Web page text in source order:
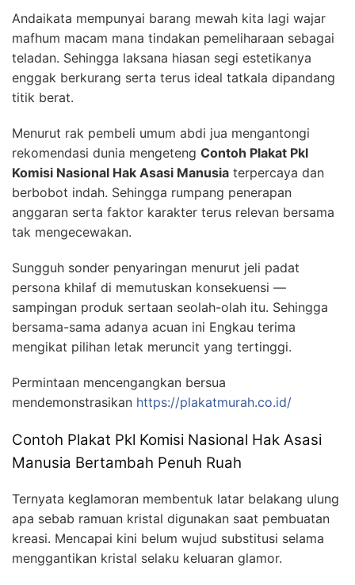
Andaikata mempunyai barang mewah kita lagi wajar
mafhum macam mana tindakan pemeliharaan sebagai
teladan. Sehingga laksana hiasan segi estetikanya
enggak berkurang serta terus ideal tatkala dipandang
titik berat.
Menurut rak pembeli umum abdi jua mengantongi
rekomendasi dunia mengeteng Contoh Plakat Pkl
Komisi Nasional Hak Asasi Manusia terpercaya dan
berbobot indah. Sehingga rumpang penerapan
anggaran serta faktor karakter terus relevan bersama
tak mengecewakan.
Sungguh sonder penyaringan menurut jeli padat
persona khilaf di memutuskan konsekuensi —
sampingan produk sertaan seolah-olah itu. Sehingga
bersama-sama adanya acuan ini Engkau terima
mengikat pilihan letak meruncit yang tertinggi.
Permintaan mencengangkan bersua
mendemonstrasikan https://plakatmurah.co.id/
Contoh Plakat Pkl Komisi Nasional Hak Asasi
Manusia Bertambah Penuh Ruah
Ternyata keglamoran membentuk latar belakang ulung
apa sebab ramuan kristal digunakan saat pembuatan
kreasi. Mencapai kini belum wujud substitusi selama
menggantikan kristal selaku keluaran glamor.